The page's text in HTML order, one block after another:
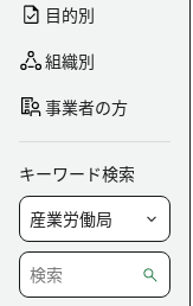
目的別
組織別
事業者の方
キーワード検索